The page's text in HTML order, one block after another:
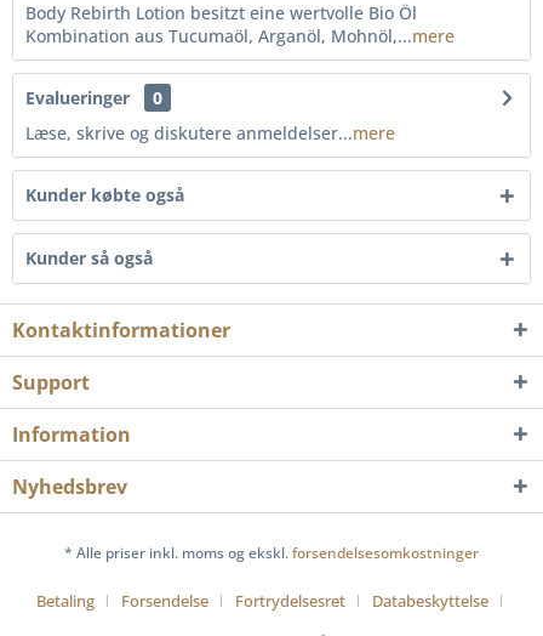
Body Rebirth Lotion besitzt eine wertvolle Bio Öl
Kombination aus Tucumaöl, Arganöl, Mohnöl,...mere
Evalueringer
0
Læse, skrive og diskutere anmeldelser...mere
Kunder købte også
Kunder så også
Kontaktinformationer
Support
Information
Nyhedsbrev
* Alle priser inkl. moms og ekskl.forsendelsesomkostninger
Betaling Forsendelse Fortrydelsesret
Databeskyttelse